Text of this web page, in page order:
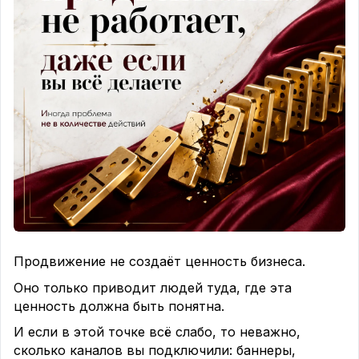
Логотип, афиши, прайсы, вывески, рекламные
картинки, оформление соцсетей.
Когда всё это выглядит так, будто его сделали 5
лет назад и больше не трогали, у клиента
появляется ощущение: бизнес не развивается.
Не потому что «всем срочно нужен трендовый
визуал».
А потому что внешний вид тоже говорит о
состоянии бизнеса.
2. Слишком много искусственного лоска
ИИ.
Но если визуал обещает премиальный уровень, а
в реальности обычный сервис, обычное
пространство и обычное отношение, доверие
Продвижение не создаёт ценность бизнеса.
Оно только приводит людей туда, где эта
ценность должна быть понятна.
И если в этой точке всё слабо, то неважно,
сколько каналов вы подключили: баннеры,